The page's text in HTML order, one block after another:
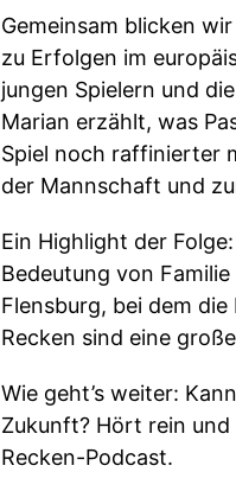
Gemeinsam blicken
zu Erfolgen im
jungen Spielern und
Marian erzählt, was
Spiel noch raffinierter
der Mannschaft und
Ein Highlight der
Bedeutung von
Flensburg, bei dem
Recken sind eine
Wie geht’s weiter:
Zukunft? Hört rein
Recken-Podcast.